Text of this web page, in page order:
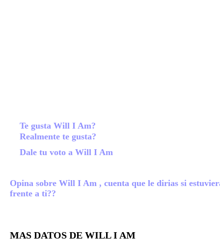
Te gusta Will I Am?
Realmente te gusta?
Dale tu voto a Will I Am
Opina sobre Will I Am , cuenta que le dirias si
frente a ti??
MAS DATOS DE WILL I AM